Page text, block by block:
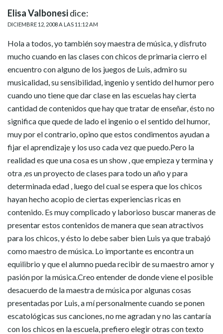
Elisa Valbonesidice:
DICIEMBRE 12, 2008 A LAS 11:12 AM
Hola a todos, yo también soy maestra de música, y disfruto
mucho cuando en las clases con chicos de primaria cierro el
encuentro con alguno de los juegos de Luis, admiro su
musicalidad, su sensibilidad, ingenio y sentido del humor pero
cuando uno tiene que dar clase en las escuelas hay cierta
cantidad de contenidos que hay que tratar de enseñar, ésto no
significa que quede de lado el ingenio o el sentido del humor,
muy por el contrario, opino que estos condimentos ayudan a
fijar el aprendizaje y los uso cada vez que puedo.Pero la
realidad es que una cosa es un show , que empieza y termina y
otra ,es un proyecto de clases para todo un año y para
determinada edad , luego del cual se espera que los chicos
hayan hecho acopio de ciertas experiencias ricas en
contenido. Es muy complicado y laborioso buscar maneras de
presentar estos contenidos de manera que sean atractivos
para los chicos, y ésto lo debe saber bien Luis ya que trabajó
como maestro de música. Lo importante es encontra un
equilibrio y que el alumno pueda recibir de su maestro amor y
pasión por la música.Creo entender de donde viene el posible
desacuerdo de la maestra de música por algunas cosas
presentadas por Luis, a mí personalmente cuando se ponen
escatológicas sus canciones, no me agradan y no las cantaría
con los chicos en la escuela, prefiero elegir otras con texto